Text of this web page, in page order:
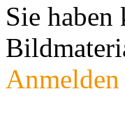
Sie
Anmelden